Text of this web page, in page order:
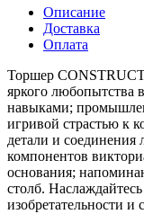
Описание
Доставка
Оплата
Торшер
яркого любопытства
навыками;
игривой страстью к
детали и
компонентов
основания;
столб.
изобретательности и